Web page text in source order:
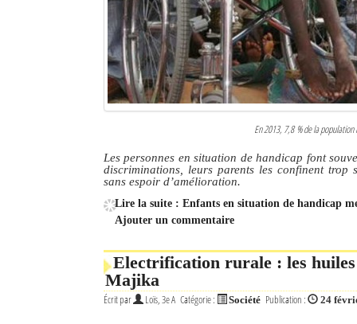
En 2013, 7,8 % de la
Les personnes en situation de handicap font
discriminations, leurs parents les confinent trop
sans espoir d’amélioration.
Lire la suite : Enfants en situation de handicap
Ajouter un commentaire
Electrification rurale : les
Majika
Écrit par Loïs, 3e A Catégorie : Société Publication : 24